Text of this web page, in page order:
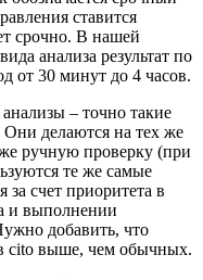
ставится
срочно. В нашей
анализа результат по
от 30 минут до 4 часов.
– точно такие
делаются на тех же
ручную проверку (при
те же самые
за счет приоритета в
и выполнении
добавить, что
cito выше, чем обычных.